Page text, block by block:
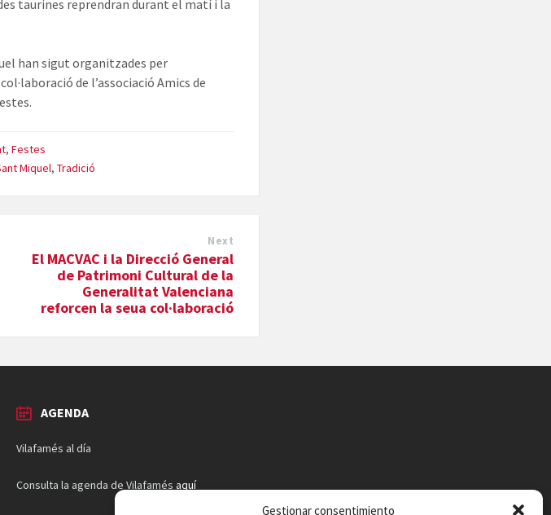
Gestionar consentimiento
taurines reprendran durant el matí i la
han sigut organitzades per
de l’associació Amics de
,Festes
Miquel,Tradició
Next
El MACVAC i la Direcció General
de Patrimoni Cultural de la
Generalitat Valenciana
reforcen la seua col·laboració
AGENDA
Vilafamés al día
Consulta la agenda de Vilafamés aquí